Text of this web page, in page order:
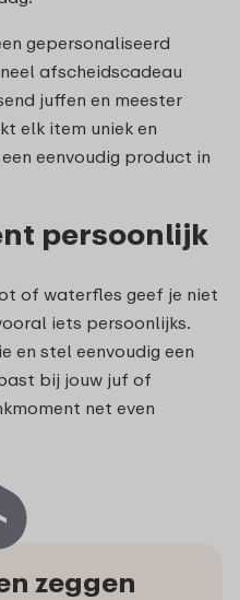
gepersonaliseerd
afscheidscadeau
juffen en meester
elk item uniek en
eenvoudig product in
persoonlijk
of waterfles geef je niet
iets persoonlijks.
en stel eenvoudig een
bij jouw juf of
net even
zeggen